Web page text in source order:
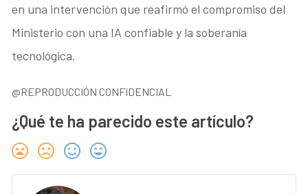
en una intervención que reafirmó el compromiso del
Ministerio con una IA confiable y la soberanía
tecnológica.
@REPRODUCCIÓN CONFIDENCIAL
¿Qué te ha parecido este artículo?